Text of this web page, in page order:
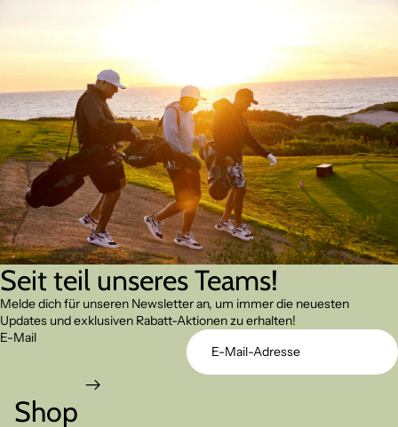
Seit teil unseres Teams!
Melde dich für unseren Newsletter an, um immer die neuesten
Updates und exklusiven Rabatt-Aktionen zu erhalten!
E-Mail
Shop